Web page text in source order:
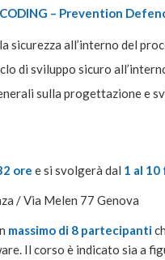
CODING – Prevention
sicurezza all’interno del
di sviluppo sicuro
sulla progettazione e
ore e si svolgerà dal 1 al
/ Via Melen 77 Genova
massimo di 8 partecipanti
Il corso è indicato sia a